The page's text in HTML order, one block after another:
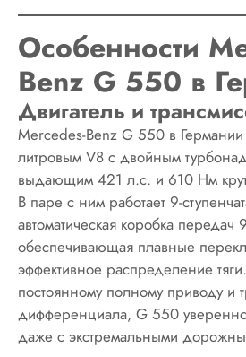
Особенности
Benz G 550 в
Двигатель и
Mercedes-Benz G 550 в
литровым V8 с двойным
выдающим 421 л.с. и 610 Нм
В паре с ним работает 9-
автоматическая коробка передач
обеспечивающая плавные
эффективное распределение
постоянному полному приводу и
дифференциала, G 550 уверенно
даже с экстремальными